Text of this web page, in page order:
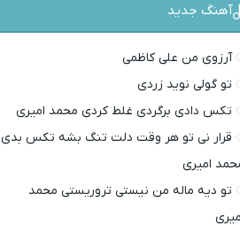
آهنگ جدید
آرزوی من علی کاظمی
تو گولی نوید زردی
تکس دادی برگردی غلط کردی محمد امیری
قرار نی تو هر وقت دلت تنگ بشه تکس بدی
امیری
تو دیه ماله من نیستی تروریستی محمد